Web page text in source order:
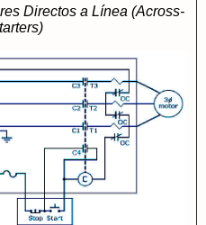
Directos a Línea (Across-